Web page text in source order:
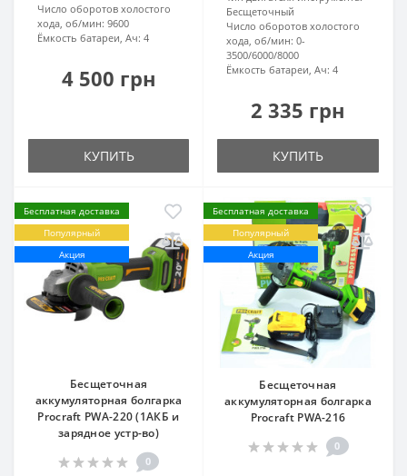
Число оборотов холостого
хода, об/мин: 9600
Ёмкость батареи, Ач: 4
4 500 грн
КУПИТЬ
Бесщеточный
Число оборотов холостого
хода, об/мин: 0-
3500/6000/8000
Ёмкость батареи, Ач: 4
2 335 грн
КУПИТЬ
Бесплатная доставка
Популярный
Акция
Бесщеточная
аккумуляторная болгарка
Procraft PWA-220 (1АКБ и
зарядное устр-во)
0
Бесплатная доставка
Популярный
Акция
Бесщеточная
аккумуляторная болгарка
Procraft PWA-216
0